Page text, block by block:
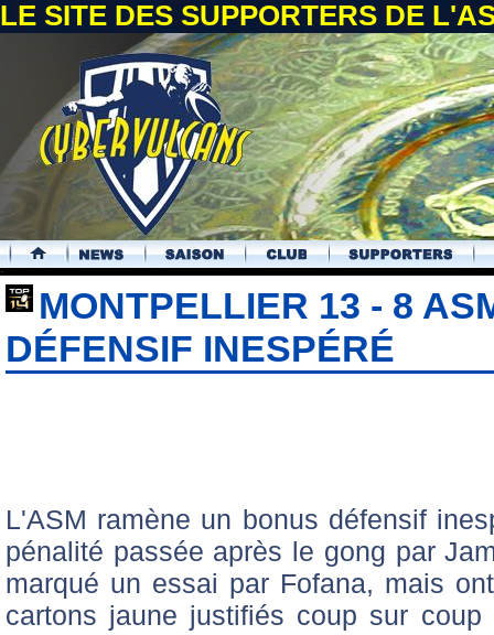
LE SITE DES SUPPORTERS DE
.
MONTPELLIER 13 - 8
DÉFENSIF INESPÉRÉ
L'ASM ramène un bonus défensif
pénalité passée après le gong par
marqué un essai par Fofana, mais
cartons jaune justifiés coup sur